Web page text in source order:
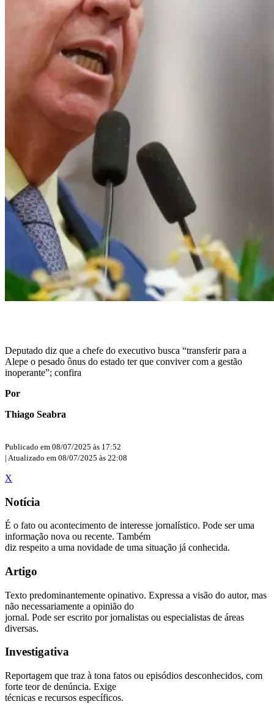
Deputado diz que a chefe do executivo busca “transferir para a
Alepe o pesado ônus do estado ter que conviver com a gestão
inoperante”; confira
Por
Thiago Seabra
Publicado em 08/07/2025 às 17:52
| Atualizado em 08/07/2025 às 22:08
X
Notícia
É o fato ou acontecimento de interesse jornalístico. Pode ser uma
informação nova ou recente. Também
diz respeito a uma novidade de uma situação já conhecida.
Artigo
Texto predominantemente opinativo. Expressa a visão do autor, mas
não necessariamente a opinião do
jornal. Pode ser escrito por jornalistas ou especialistas de áreas
diversas.
Investigativa
Reportagem que traz à tona fatos ou episódios desconhecidos, com
forte teor de denúncia. Exige
técnicas e recursos específicos.